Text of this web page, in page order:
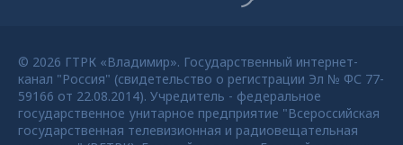
© 2026 ГТРК «Владимир». Государственный интернет-
канал "Россия" (свидетельство о регистрации Эл № ФС 77-
59166 от 22.08.2014). Учредитель - федеральное
государственное унитарное предприятие "Всероссийская
государственная телевизионная и радиовещательная